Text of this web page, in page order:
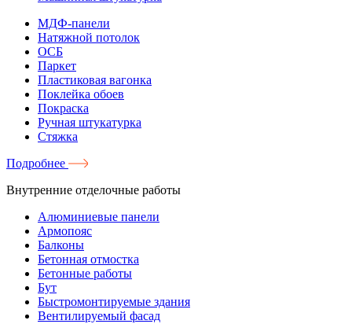
МДФ-панели
Натяжной потолок
ОСБ
Паркет
Пластиковая вагонка
Поклейка обоев
Покраска
Ручная штукатурка
Стяжка
Подробнее
Внутренние отделочные работы
Алюминиевые панели
Армопояс
Балконы
Бетонная отмостка
Бетонные работы
Бут
Быстромонтируемые здания
Вентилируемый фасад